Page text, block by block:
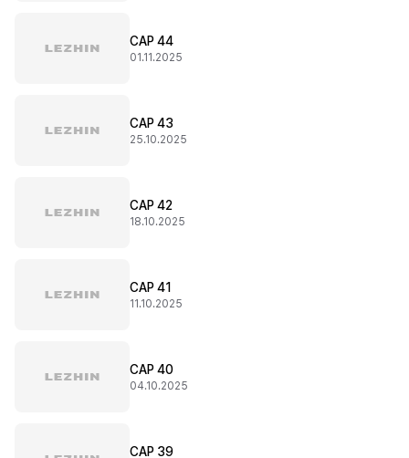
CAP 44
01.11.2025
CAP 43
25.10.2025
CAP 42
18.10.2025
CAP 41
11.10.2025
CAP 40
04.10.2025
CAP 39